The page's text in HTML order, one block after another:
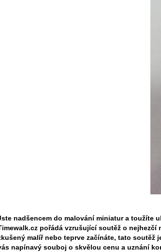
nadšencem do malování miniatur a toužíte
pořádá vzrušující soutěž o
malíř nebo teprve začínáte, tato soutěž
napínavý souboj o skvělou cenu a uznání